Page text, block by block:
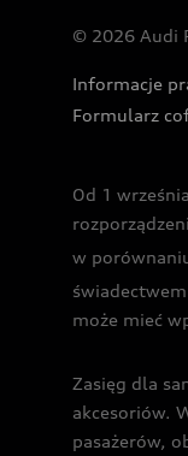
© 2026 Audi
Informacje
Formularz
Od 1
w
może mieć
Zasięg dla
akcesoriów.
pasażerów,